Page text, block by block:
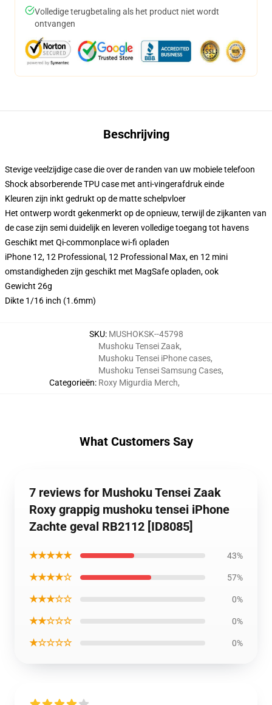
Volledige terugbetaling als het product niet wordt
ontvangen
Beschrijving
Stevige veelzijdige case die over de randen van uw mobiele telefoon
Shock absorberende TPU case met anti-vingerafdruk einde
Kleuren zijn inkt gedrukt op de matte schelpvloer
Het ontwerp wordt gekenmerkt op de opnieuw, terwijl de zijkanten van
de case zijn semi duidelijk en leveren volledige toegang tot havens
Geschikt met Qi-commonplace wi-fi opladen
iPhone 12, 12 Professional, 12 Professional Max, en 12 mini
omstandigheden zijn geschikt met MagSafe opladen, ook
Gewicht 26g
Dikte 1/16 inch (1.6mm)
SKU: MUSHOKSK--45798
Categorieën:
Mushoku Tensei Zaak,
Mushoku Tensei iPhone cases,
Mushoku Tensei Samsung Cases,
Roxy Migurdia Merch,
What Customers Say
7 reviews for Mushoku Tensei Zaak
Roxy grappig mushoku tensei iPhone
Zachte geval RB2112 [ID8085]
★★★★★ 43%
★★★★☆ 57%
★★★☆☆ 0%
★★☆☆☆ 0%
★☆☆☆☆ 0%